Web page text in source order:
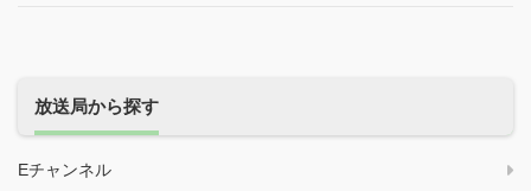
放送局から探す
Eチャンネル